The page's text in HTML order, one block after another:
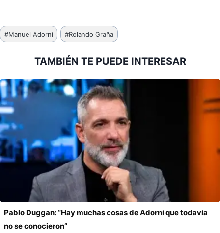
Etiquetas
de
#Manuel Adorni #Rolando Graña
TAMBIÉN TE PUEDE INTERESAR
Pablo Duggan: “Hay muchas cosas de Adorni que todavía
no se conocieron”